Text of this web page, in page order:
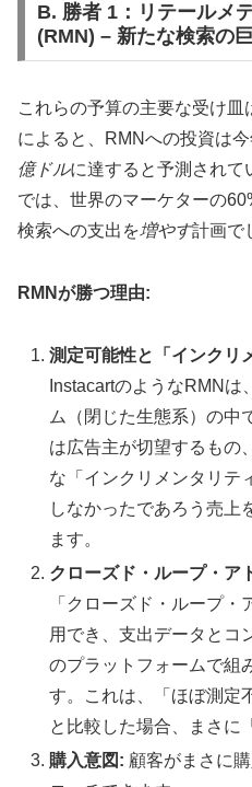
B. 勝者 1：リテールメ
(RMN) – 新たな検索の
これらの予算の主要な受け
によると、RMNへの投資は
億ドルに達すると予測されて
では、世界のマーケターの
検索への支出を増やす計画で
RMNが勝つ理由:
測定可能性と「インクリ
InstacartのようなRMN
ム（閉じた生態系）の中
は広告主が切望するもの
な「インクリメンタリテ
しなかったであろう売上
ます。
クローズド・ループ・ア
「クローズド・ループ
用でき、支出データとコ
のプラットフォームで組
す。これは、「ほぼ測定
と比較した場合、まさに
購入意図: 顧客がまさに